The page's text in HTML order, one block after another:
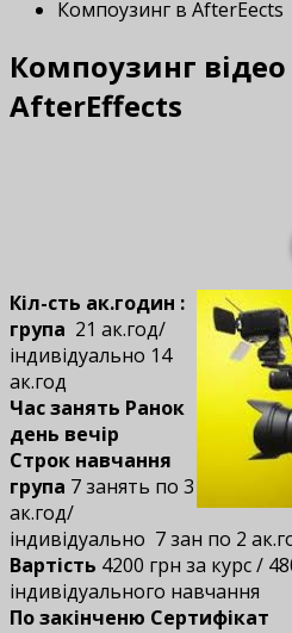
Компоузинг в AfterEffects
Компоузинг відео
AfterEffects
Кіл-сть ак.годин :
група 21 ак.год/
індивідуально 14
ак.год
Час занять Ранок
день вечір
Строк навчання
група 7 занять по 3
ак.год/
індивідуально 7 зан по 2
Вартість 4200 грн за курс /
індивідуального навчання
По закінченю Сертифікат